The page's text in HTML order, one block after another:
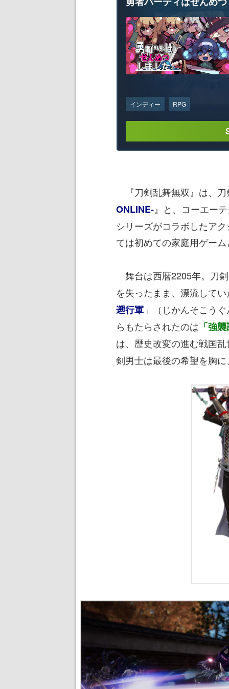
インディー RPG
『刀剣乱舞無双』は、
ONLINE-』と、コーエー
シリーズがコラボしたア
ては初めての家庭用ゲー
舞台は西暦2205年。刀
を失ったまま、漂流して
遡行軍 」（じかんそこう
らもたらされたのは 「強
は、歴史改変の進む戦国
剣男士は最後の希望を胸